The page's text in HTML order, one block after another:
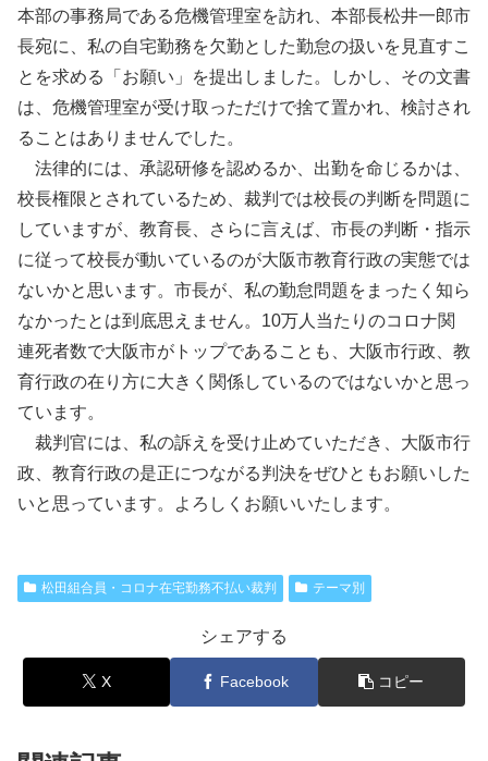
本部の事務局である危機管理室を訪れ、本部長松井一郎市
長宛に、私の自宅勤務を欠勤とした勤怠の扱いを見直すこ
とを求める「お願い」を提出しました。しかし、その文書
は、危機管理室が受け取っただけで捨て置かれ、検討され
ることはありませんでした。
法律的には、承認研修を認めるか、出勤を命じるかは、
校長権限とされているため、裁判では校長の判断を問題に
していますが、教育長、さらに言えば、市長の判断・指示
に従って校長が動いているのが大阪市教育行政の実態では
ないかと思います。市長が、私の勤怠問題をまったく知ら
なかったとは到底思えません。10万人当たりのコロナ関
連死者数で大阪市がトップであることも、大阪市行政、教
育行政の在り方に大きく関係しているのではないかと思っ
ています。
裁判官には、私の訴えを受け止めていただき、大阪市行
政、教育行政の是正につながる判決をぜひともお願いした
いと思っています。よろしくお願いいたします。
松田組合員・コロナ在宅勤務不払い裁判 テーマ別
シェアする
X Facebook コピー